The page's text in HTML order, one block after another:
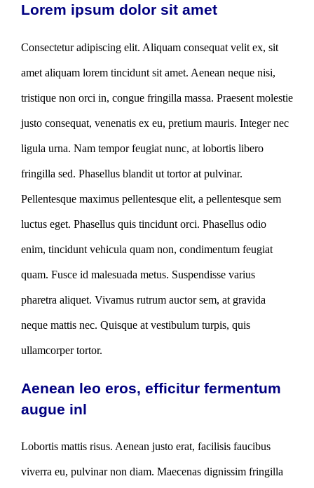
Lorem ipsum dolor sit amet
Consectetur adipiscing elit. Aliquam consequat velit ex, sit
amet aliquam lorem tincidunt sit amet. Aenean neque nisi,
tristique non orci in, congue fringilla massa. Praesent molestie
justo consequat, venenatis ex eu, pretium mauris. Integer nec
ligula urna. Nam tempor feugiat nunc, at lobortis libero
fringilla sed. Phasellus blandit ut tortor at pulvinar.
Pellentesque maximus pellentesque elit, a pellentesque sem
luctus eget. Phasellus quis tincidunt orci. Phasellus odio
enim, tincidunt vehicula quam non, condimentum feugiat
quam. Fusce id malesuada metus. Suspendisse varius
pharetra aliquet. Vivamus rutrum auctor sem, at gravida
neque mattis nec. Quisque at vestibulum turpis, quis
ullamcorper tortor.
Aenean leo eros, efficitur fermentum
augue inl
Lobortis mattis risus. Aenean justo erat, facilisis faucibus
viverra eu, pulvinar non diam. Maecenas dignissim fringilla